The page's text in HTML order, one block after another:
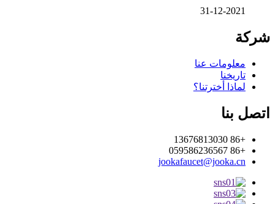
31-12-2021
شركة
معلومات عنا
تاريخنا
لماذا أخترتنا؟
اتصل بنا
+86 13676813030
+86 059586236567
jookafaucet@jooka.cn